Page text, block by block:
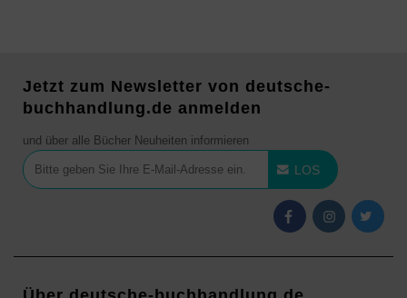
Jetzt zum Newsletter von deutsche-
buchhandlung.de anmelden
und über alle Bücher Neuheiten informieren
LOS